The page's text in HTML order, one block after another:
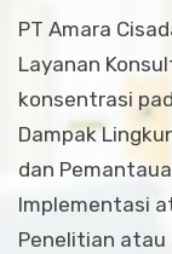
PT Amara
Layanan
konsentrasi
Dampak
dan
Implementasi
Penelitian